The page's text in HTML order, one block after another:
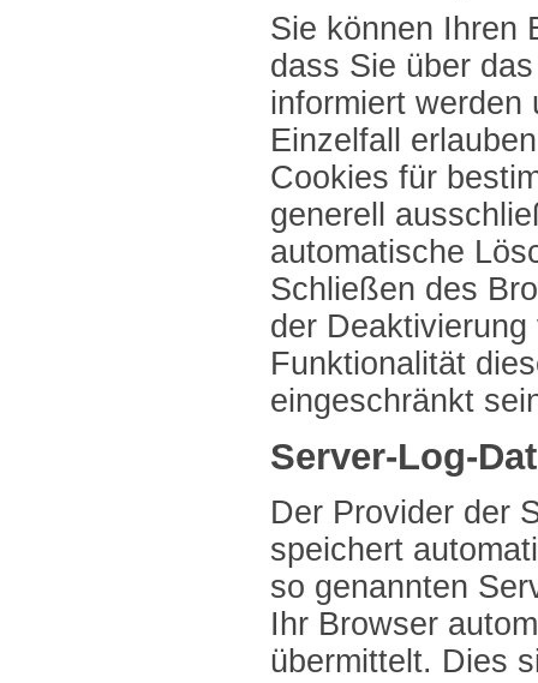
Sie können Ihren
dass Sie über
informiert werden
Einzelfall
Cookies für
generell
automatische
Schließen des
der
Funktionalität
eingeschränkt
Server-Log-
Der Provider der
speichert
so genannten
Ihr Browser
übermittelt. Dies